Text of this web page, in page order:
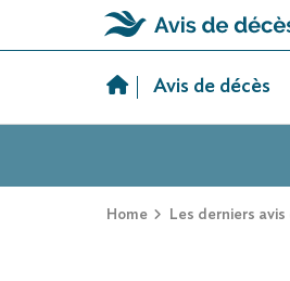
Avis de décès
Home Les derniers avis